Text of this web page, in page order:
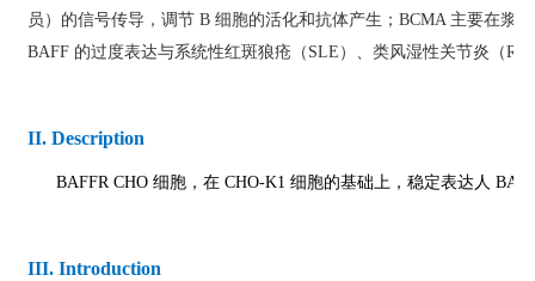
员）的信号传导，调节 B 细胞的活化和抗体产生；BCMA 主要在浆
BAFF 的过度表达与系统性红斑狼疮（SLE）、类风湿性关节炎（
II. Description
BAFFR CHO 细胞，在 CHO-K1 细胞的基础上，稳定表达人
III. Introduction